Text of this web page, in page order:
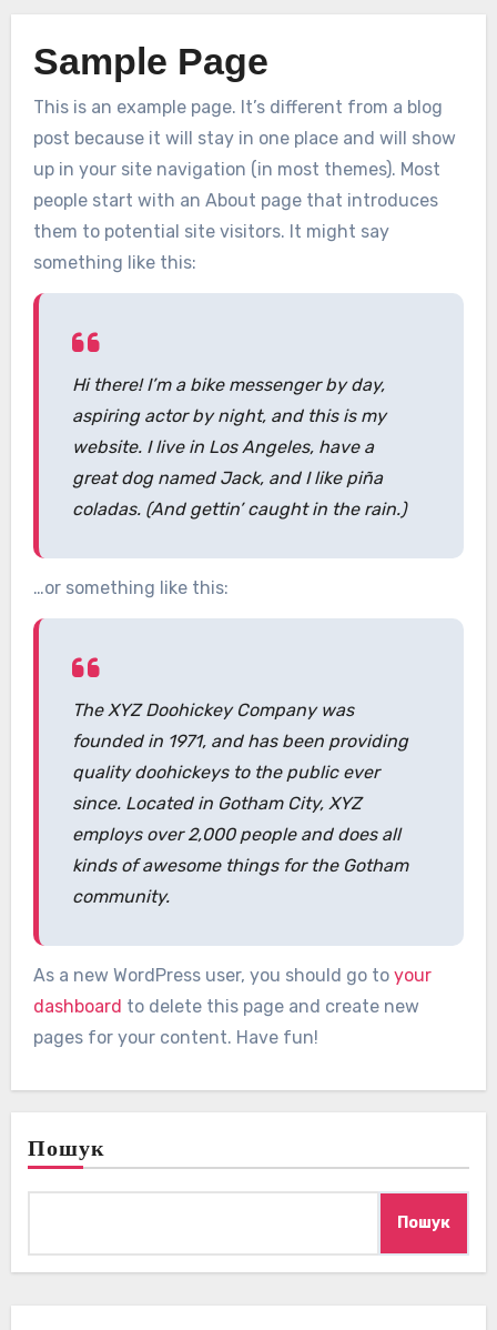
Sample Page
This is an example page. It’s different from a blog
post because it will stay in one place and will show
up in your site navigation (in most themes). Most
people start with an About page that introduces
them to potential site visitors. It might say
something like this:
Hi there! I’m a bike messenger by day,
aspiring actor by night, and this is my
website. I live in Los Angeles, have a
great dog named Jack, and I like piña
coladas. (And gettin’ caught in the rain.)
…or something like this:
The XYZ Doohickey Company was
founded in 1971, and has been providing
quality doohickeys to the public ever
since. Located in Gotham City, XYZ
employs over 2,000 people and does all
kinds of awesome things for the Gotham
community.
As a new WordPress user, you should go to your
dashboard to delete this page and create new
pages for your content. Have fun!
Пошук
Пошук